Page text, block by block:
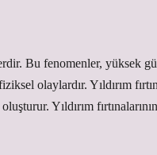
Bu fenomenler, yüksek
olaylardır. Yıldırım
Yıldırım